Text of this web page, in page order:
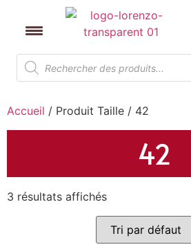
Accueil / Produit Taille / 42
42
3 résultats affichés